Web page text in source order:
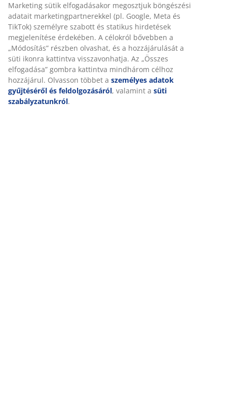
Rugalmas házhozszállítás
Gyors és egyszerű házhozszállítás, ahogy Ön szeretné
100% poliészter (100% újrahasznosított). 50x80 cm
SKU: 2521258
Marketing sütik elfogadásakor megosztjuk böngészési
adatait marketingpartnerekkel (pl. Google, Meta és
TikTok) személyre szabott és statikus hirdetések
megjelenítése érdekében. A célokról bővebben a
„Módosítás” részben olvashat, és a hozzájárulását a
süti ikonra kattintva visszavonhatja. Az „Összes
elfogadása” gombra kattintva mindhárom célhoz
hozzájárul. Olvasson többet a személyes adatok
gyűjtéséről és feldolgozásáról, valamint a süti
szabályzatunkról.